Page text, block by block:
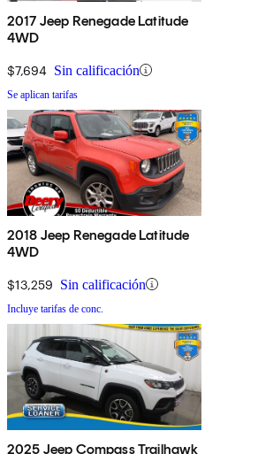
2017 Jeep Renegade Latitude
4WD
$7,694 Sin calificación
Se aplican tarifas
2018 Jeep Renegade Latitude
4WD
$13,259 Sin calificación
Incluye tarifas de conc.
2025 Jeep Compass Trailhawk